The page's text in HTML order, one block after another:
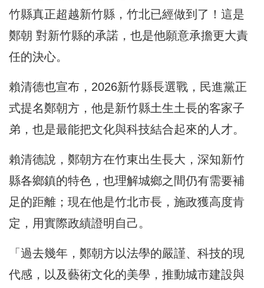
竹縣真正超越新竹縣，竹北已經做到了！這是
鄭朝 對新竹縣的承諾，也是他願意承擔更大責
任的決心。
賴清德也宣布，2026新竹縣長選戰，民進黨正
式提名鄭朝方，他是新竹縣土生土長的客家子
弟，也是最能把文化與科技結合起來的人才。
賴清德說，鄭朝方在竹東出生長大，深知新竹
縣各鄉鎮的特色，也理解城鄉之間仍有需要補
足的距離；現在他是竹北市長，施政獲高度肯
定，用實際政績證明自己。
「過去幾年，鄭朝方以法學的嚴謹、科技的現
代感，以及藝術文化的美學，推動城市建設與